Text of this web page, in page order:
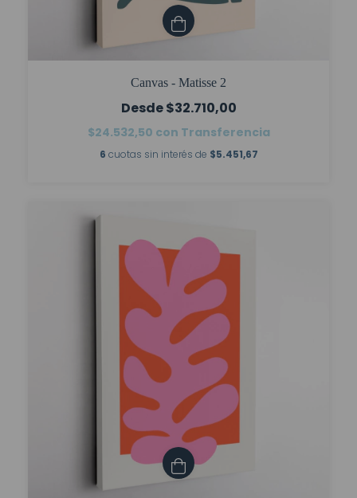
Canvas - Matisse 2
$32.710,00
$24.532,50 con Transferencia
6 cuotas sin interés de $5.451,67